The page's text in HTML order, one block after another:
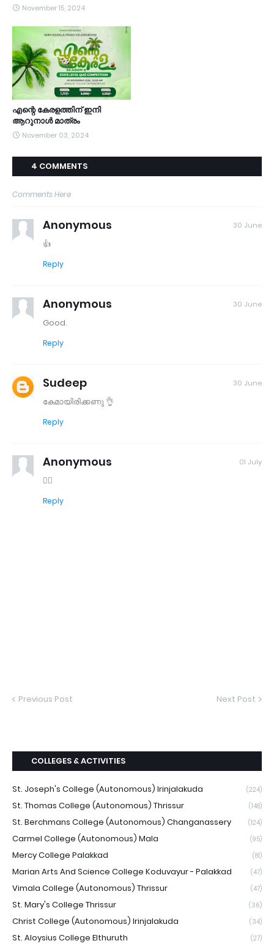
November 15, 2024
എന്റെ കേരളത്തിന്‌ ഇനി
ആറുനാൾ മാത്രം
November 03, 2024
4 COMMENTS
Comments Here
Anonymous 30 June
👍
Reply
Anonymous 30 June
Good.
Reply
Sudeep 30 June
കേമായിരിക്കണു 👌
Reply
Anonymous 01 July
👍🏻
Reply
Previous Post Next Post
COLLEGES & ACTIVITIES
St. Joseph's College (Autonomous) Irinjalakuda (224)
St. Thomas College (Autonomous) Thrissur (148)
St. Berchmans College (Autonomous) Changanassery (124)
Carmel College (Autonomous) Mala (95)
Mercy College Palakkad (81)
Marian Arts And Science College Koduvayur - Palakkad (47)
Vimala College (Autonomous) Thrissur (47)
St. Mary's College Thrissur (36)
Christ College (Autonomous) Irinjalakuda (34)
St. Aloysius College Elthuruth (27)